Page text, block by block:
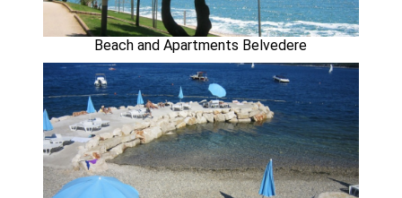
Beach and Apartments Belvedere